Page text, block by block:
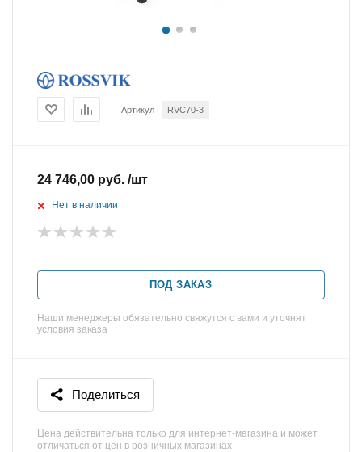
Артикул RVC70-3
24 746,00 руб. /шт
Нет в наличии
ПОД ЗАКАЗ
Наши менеджеры обязательно свяжутся с вами и уточнят
условия заказа
Поделиться
Цена действительна только для интернет-магазина и может
отличаться от цен в розничных магазинах